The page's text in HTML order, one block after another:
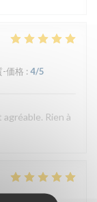
-価格 : 4/5
Rien à